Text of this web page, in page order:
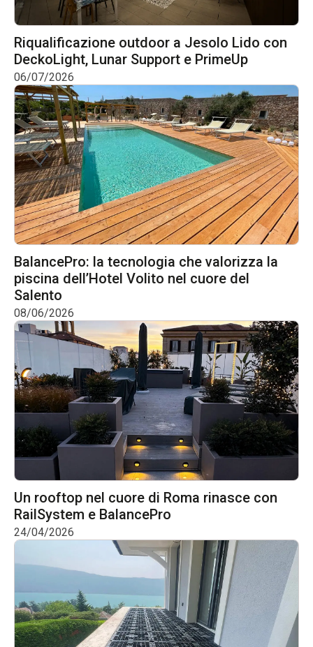
Riqualificazione outdoor a Jesolo Lido con
DeckoLight, Lunar Support e PrimeUp
06/07/2026
BalancePro: la tecnologia che valorizza la
piscina dell’Hotel Volito nel cuore del
Salento
08/06/2026
Un rooftop nel cuore di Roma rinasce con
RailSystem e BalancePro
24/04/2026